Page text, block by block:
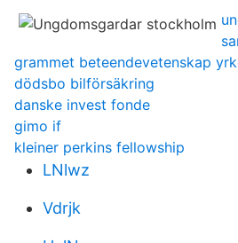
grammet beteendevetenskap
dödsbo bilförsäkring
danske invest fonde
gimo if
kleiner perkins fellowship
LNlwz
Vdrjk